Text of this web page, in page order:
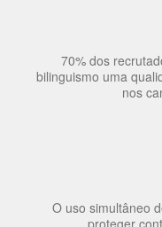
70% dos
nos